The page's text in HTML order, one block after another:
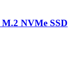
NVMe SSD